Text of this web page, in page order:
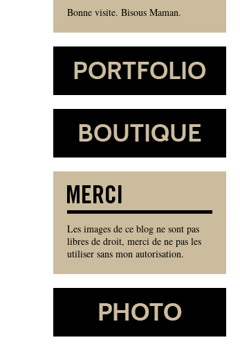
Bonne visite. Bisous Maman.
Les images de ce blog ne sont pas
libres de droit, merci de ne pas les
utiliser sans mon autorisation.